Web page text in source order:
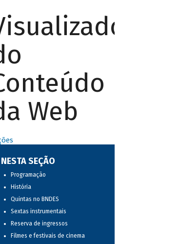
Web
NESTA SEÇÃO
Programação
História
Quintas no BNDES
Sextas instrumentais
Reserva de ingressos
Filmes e festivais de cinema